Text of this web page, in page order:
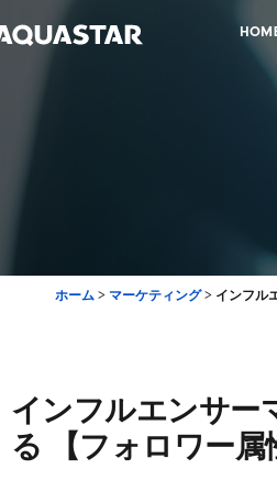
ホーム > マーケティング> インフル
インフルエンサー
る 【フォロワー属